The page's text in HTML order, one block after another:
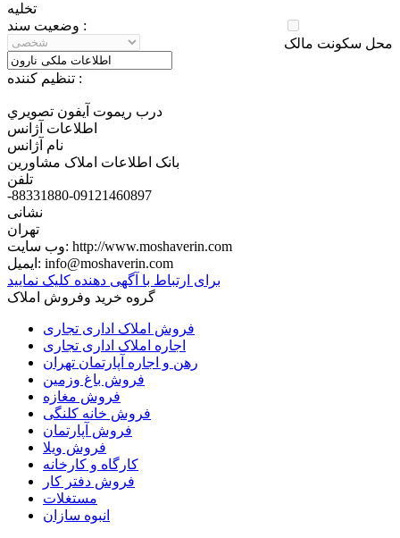
تخلیه
محل سکونت مالک
وضعيت سند :
تنظيم کننده :
درب ريموت آيفون تصويري
اطلاعات آژانس
نام آژانس
بانک اطلاعات املاک مشاورین
تلفن
-88331880-09121460897
نشانی
تهران
وب سایت: http://www.moshaverin.com
ایمیل: info@moshaverin.com
برای ارتباط با آگهی دهنده کلیک نمایید
گروه خرید وفروش املاک
فروش املاک اداری تجاری
اجاره املاک اداری تجاری
رهن و اجاره آپارتمان تهران
فروش باغ وزمین
فروش مغازه
فروش خانه کلنگی
فروش آپارتمان
فروش ویلا
کارگاه و کارخانه
فروش دفتر کار
مستغلات
انبوه سازان